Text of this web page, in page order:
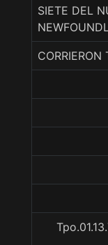
SIETE DEL
CORRIERON